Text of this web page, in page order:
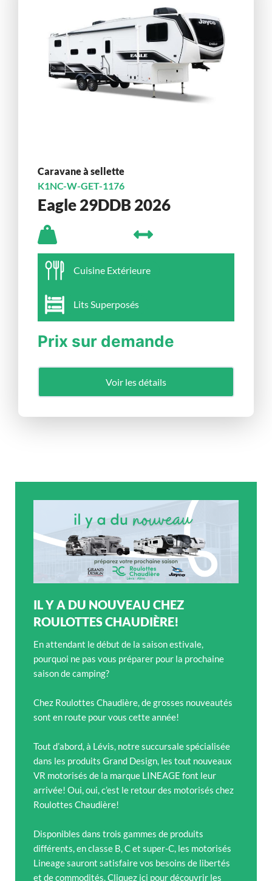
Caravane à sellette
K1NC-W-GET-1176
Eagle 29DDB 2026
Cuisine Extérieure
Lits Superposés
Prix sur demande
Voir les détails
IL Y A DU NOUVEAU CHEZ
ROULOTTES CHAUDIÈRE!
En attendant le début de la saison estivale,
pourquoi ne pas vous préparer pour la prochaine
saison de camping?
Chez Roulottes Chaudière, de grosses nouveautés
sont en route pour vous cette année!
Tout d’abord, à Lévis, notre succursale spécialisée
dans les produits Grand Design, les tout nouveaux
VR motorisés de la marque LINEAGE font leur
arrivée! Oui, oui, c’est le retour des motorisés chez
Roulottes Chaudière!
Disponibles dans trois gammes de produits
différents, en classe B, C et super-C, les motorisés
Lineage sauront satisfaire vos besoins de libertés
et de commodités. Cliquez ici pour découvrir les